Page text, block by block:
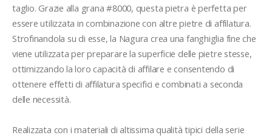
taglio. Grazie alla grana #8000, questa pietra è perfetta per
essere utilizzata in combinazione con altre pietre di affilatura.
Strofinandola su di esse, la Nagura crea una fanghiglia fine che
viene utilizzata per preparare la superficie delle pietre stesse,
ottimizzando la loro capacità di affilare e consentendo di
ottenere effetti di affilatura specifici e combinati a seconda
delle necessità.
Realizzata con i materiali di altissima qualità tipici della serie